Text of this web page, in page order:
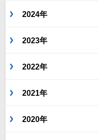
2024年
2023年
2022年
2021年
2020年